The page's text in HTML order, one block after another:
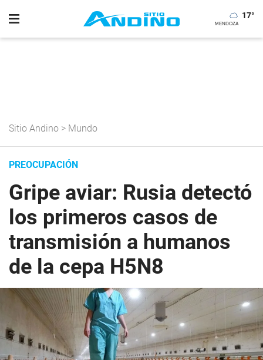
17°
Sitio Andino > Mundo
PREOCUPACIÓN
Gripe aviar: Rusia detectó
los primeros casos de
transmisión a humanos
de la cepa H5N8